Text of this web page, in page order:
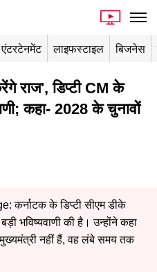
एंटरटेनमेंट लाइफस्टाइल बिजनेस
राज', डिप्टी CM के
कहा- 2028 के चुनावों
कर्नाटक के डिप्टी सीएम डीके
भविष्यवाणी की है। उन्होंने कहा
नहीं हैं, वह लंबे समय तक